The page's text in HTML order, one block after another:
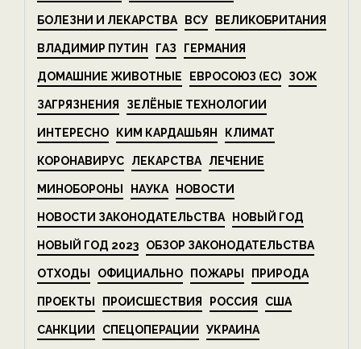
БОЛЕЗНИ И ЛЕКАРСТВА ВСУ ВЕЛИКОБРИТАНИЯ
ВЛАДИМИР ПУТИН ГАЗ ГЕРМАНИЯ
ДОМАШНИЕ ЖИВОТНЫЕ ЕВРОСОЮЗ (ЕС) ЗОЖ
ЗАГРЯЗНЕНИЯ ЗЕЛЁНЫЕ ТЕХНОЛОГИИ
ИНТЕРЕСНО КИМ КАРДАШЬЯН КЛИМАТ
КОРОНАВИРУС ЛЕКАРСТВА ЛЕЧЕНИЕ
МИНОБОРОНЫ НАУКА НОВОСТИ
НОВОСТИ ЗАКОНОДАТЕЛЬСТВА НОВЫЙ ГОД
НОВЫЙ ГОД 2023 ОБЗОР ЗАКОНОДАТЕЛЬСТВА
ОТХОДЫ ОФИЦИАЛЬНО ПОЖАРЫ ПРИРОДА
ПРОЕКТЫ ПРОИСШЕСТВИЯ РОССИЯ США
САНКЦИИ СПЕЦОПЕРАЦИИ УКРАИНА